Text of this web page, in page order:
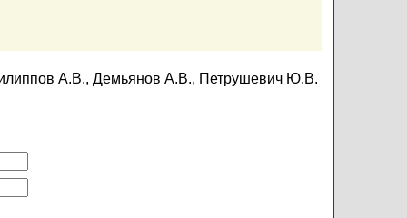
А.В., Демьянов А.В., Петрушевич Ю.В.